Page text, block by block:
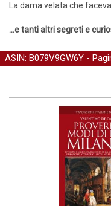
La dama velata che
...e tanti altri segreti e
ASIN: B079V9GW6Y -